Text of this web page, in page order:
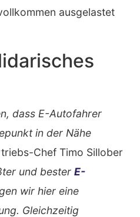
ausgelastet
dass E-Autofahrer
in der Nähe
Chef Timo Sillober
und bester E-
wir hier eine
Gleichzeitig